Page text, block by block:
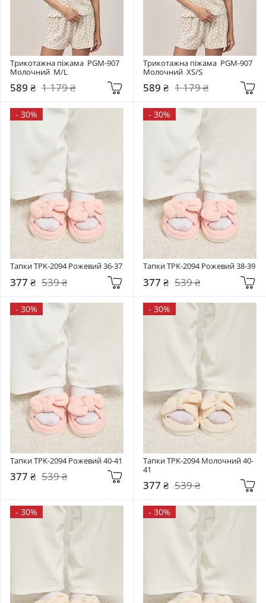
Трикотажна піжама  PGM-907
Молочний  M/L
589 ₴ 1 179 ₴
Трикотажна піжама  PGM-907
Молочний  XS/S
589 ₴ 1 179 ₴
- 30%
Тапки TPK-2094 Рожевий 36-37
377 ₴ 539 ₴
- 30%
Тапки TPK-2094 Рожевий 38-39
377 ₴ 539 ₴
- 30%
Тапки TPK-2094 Рожевий 40-41
377 ₴ 539 ₴
- 30%
Тапки TPK-2094 Молочний 40-
41
377 ₴ 539 ₴
- 30% - 30%